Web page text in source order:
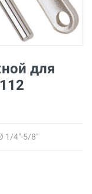
для
1/4"-5/8"